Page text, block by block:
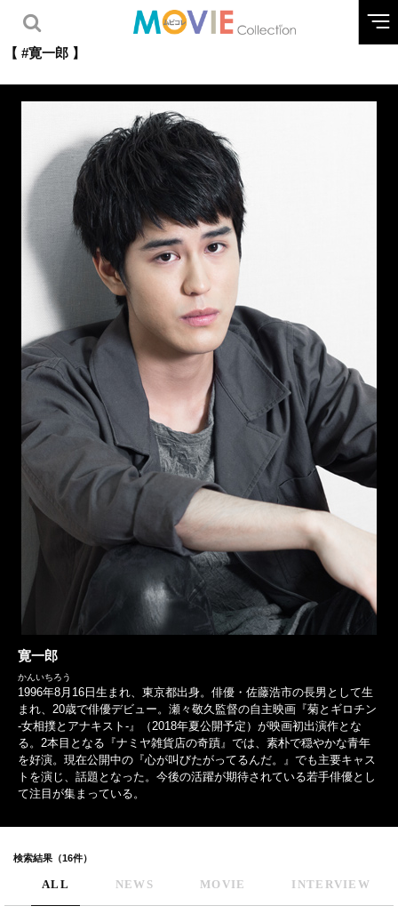
【 #寛一郎 】
寛一郎
かんいちろう
1996年8月16日生まれ、東京都出身。俳優・佐藤浩市の長男として生
まれ、20歳で俳優デビュー。瀬々敬久監督の自主映画『菊とギロチン
-女相撲とアナキスト-』（2018年夏公開予定）が映画初出演作とな
る。2本目となる『ナミヤ雑貨店の奇蹟』では、素朴で穏やかな青年
を好演。現在公開中の『心が叫びたがってるんだ。』でも主要キャス
トを演じ、話題となった。今後の活躍が期待されている若手俳優とし
て注目が集まっている。
検索結果（16件）
ALL NEWS MOVIE INTERVIEW